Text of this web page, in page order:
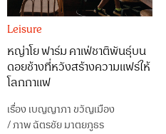
Leisure
หญ่าโย ฟาร์ม คาเฟ่ชาติพันธุ์บน
ดอยช้างที่หวังสร้างความแฟร์ให้
โลกกาแฟ
เรื่อง เบญญาภา ขวัญเมือง
/ภาพฉัตรชัย มาตยภูธร